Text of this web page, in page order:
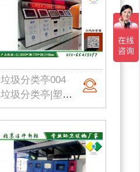
垃圾分类亭004
垃圾分类亭|塑料垃圾桶|户外垃圾站|公园垃圾桶|学校分类垃圾亭|北京垃圾桶厂家